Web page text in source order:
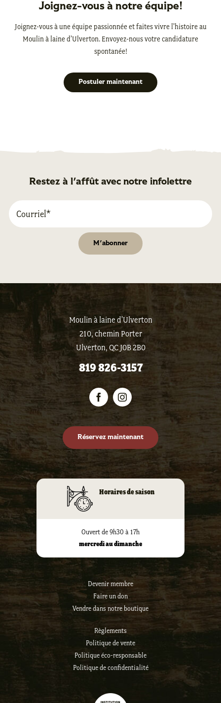
Joignez-vous à notre équipe!
Joignez-vous à une équipe passionnée et faites vivre l’histoire au
Moulin à laine d’Ulverton. Envoyez-nous votre candidature
spontanée!
Postuler maintenant
Restez à l'affût avec notre infolettre
Moulin à laine d'Ulverton
210, chemin Porter
Ulverton, QC J0B 2B0
819 826-3157
Horaires de saison
Ouvert de 9h30 à 17h
mercredi au dimanche
Devenir membre
Faire un don
Vendre dans notre boutique
Règlements
Politique de vente
Politique éco-responsable
Politique de confidentialité
Réservez maintenant